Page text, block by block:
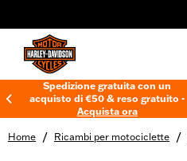
Spedizione gratuita con un
acquisto di €50 & reso gratuito -
Acquista ora
Home / Ricambi per motociclette /